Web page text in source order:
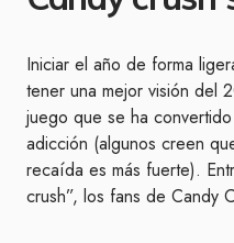
Iniciar el año de forma
tener una mejor visión del
juego que se ha
adicción (algunos creen
recaída es más fuerte).
crush”, los fans de Candy